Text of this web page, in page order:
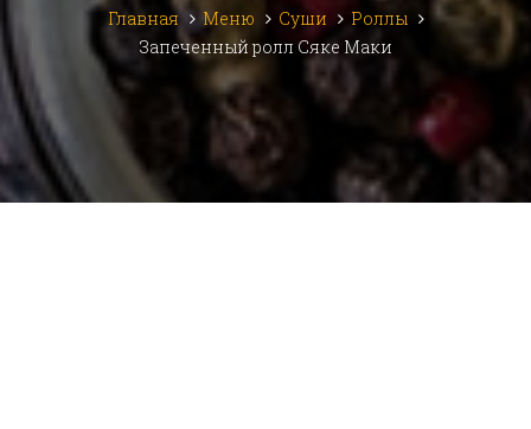
Главная Меню Суши
Роллы
Запеченный ролл Сяке Маки